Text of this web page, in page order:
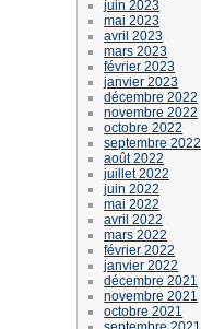
juin 2023
mai 2023
avril 2023
mars 2023
février 2023
janvier 2023
décembre 2022
novembre 2022
octobre 2022
septembre 2022
août 2022
juillet 2022
juin 2022
mai 2022
avril 2022
mars 2022
février 2022
janvier 2022
décembre 2021
novembre 2021
octobre 2021